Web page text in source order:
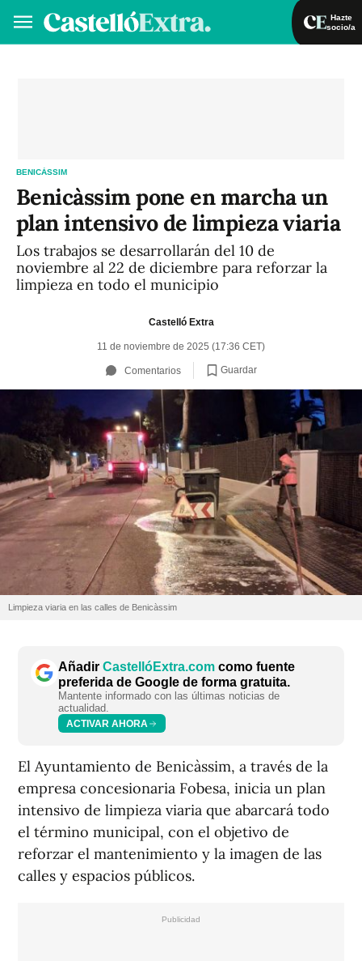
Hazte
socio/a
BENICÀSSIM
Benicàssim pone en marcha un
plan intensivo de limpieza viaria
Los trabajos se desarrollarán del 10 de
noviembre al 22 de diciembre para reforzar la
limpieza en todo el municipio
Castelló Extra
11 de noviembre de 2025 (17:36 CET)
Comentarios Guardar
Limpieza viaria en las calles de Benicàssim
Añadir CastellóExtra.com como fuente
preferida de Google de forma gratuita.
Mantente informado con las últimas noticias de
actualidad.
ACTIVAR AHORA
El Ayuntamiento de Benicàssim, a través de la
empresa concesionaria Fobesa, inicia un plan
intensivo de limpieza viaria que abarcará todo
el término municipal, con el objetivo de
reforzar el mantenimiento y la imagen de las
calles y espacios públicos.